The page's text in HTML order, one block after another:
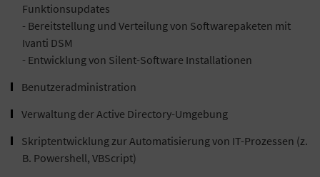
Funktionsupdates
- Bereitstellung und Verteilung von Softwarepaketen mit
Ivanti DSM
- Entwicklung von Silent-Software Installationen
Benutzeradministration
Verwaltung der Active Directory-Umgebung
Skriptentwicklung zur Automatisierung von IT-Prozessen (z.
B. Powershell, VBScript)